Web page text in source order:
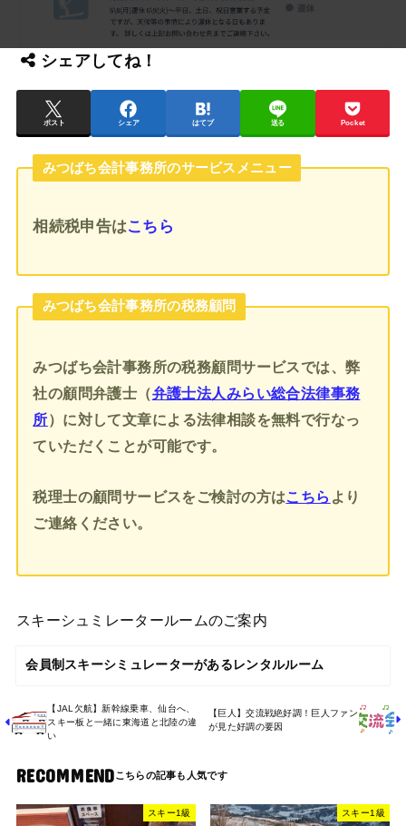
シェアしてね！
ポスト シェア はてブ 送る Pocket
みつばち会計事務所のサービスメニュー
相続税申告はこちら
みつばち会計事務所の税務顧問
みつばち会計事務所の税務顧問サービスでは、弊
社の顧問弁護士（弁護士法人みらい総合法律事務
所）に対して文章による法律相談を無料で行なっ
ていただくことが可能です。
税理士の顧問サービスをご検討の方はこちら より
ご連絡ください。
スキーシュミレータールームのご案内
会員制スキーシミュレーターがあるレンタルルーム
【JAL欠航】新幹線乗車、仙台へ、
スキー板と一緒に東海道と北陸の違
い
【巨人】交流戦絶好調！巨人ファン
が見た好調の要因
RECOMMEND
スキー1級 スキー1級